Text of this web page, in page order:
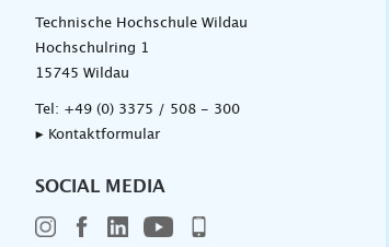
Technische Hochschule Wildau
Hochschulring 1
15745 Wildau
Tel: +49 (0) 3375 / 508 - 300
▸ Kontaktformular
SOCIAL MEDIA